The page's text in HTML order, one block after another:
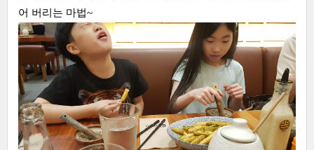
어 버리는 마법~